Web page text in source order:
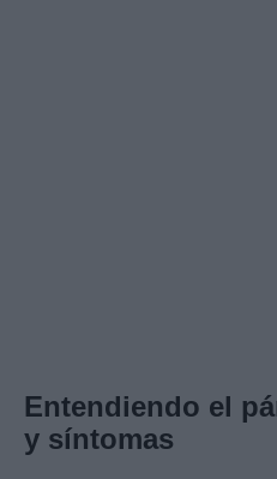
Entendiendo el
y síntomas